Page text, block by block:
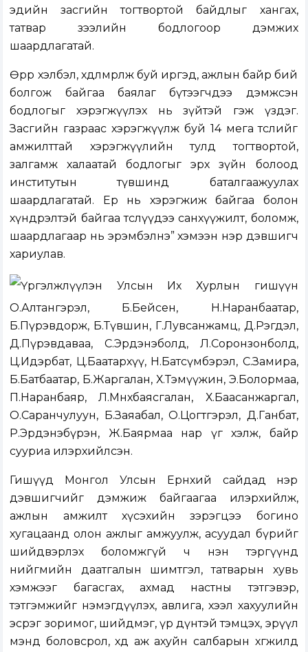
эдийн засгийн тогтвортой байдлыг хангах,
татвар зээлийн бодлогоор дэмжих
шаардлагатай.
Өөрөөр хэлбэл, хөдөлмөрлөж буй иргэд, ажлын байр бий
болгож байгаа баялаг бүтээгчдээ дэмжсэн
бодлогыг хэрэгжүүлэх нь зүйтэй гэж үздэг.
Засгийн газраас хэрэгжүүлж буй 14 мега төслийг
амжилттай хэрэгжүүлийн тулд тогтвортой,
залгамж халаатай бодлогыг эрх зүйн болоод
институтын түвшинд баталгаажуулах
шаардлагатай. Ер нь хэрэгжиж байгаа болон
хүндрэлтэй байгаа төслүүдээ санхүүжилт, боломж,
шаардлагаар нь эрэмбэлнэ” хэмээн нэр дэвшигч
хариулав.
Үргэлжлүүлэн Улсын Их Хурлын гишүүн
О.Алтангэрэл, Б.Бейсен, Н.Наранбаатар,
Б.Пүрэвдорж, Б.Түвшин, Г.Лувсанжамц, Д.Рэгдэл,
Д.Пүрэвдаваа, С.Эрдэнэболд, Л.Соронзонболд,
Ц.Идэрбат, Ц.Баатархүү, Н.Батсүмбэрэл, С.Замира,
Б.Батбаатар, Б.Жаргалан, Х.Тэмүүжин, Э.Болормаа,
П.Наранбаяр, Л.Мөнхбаясгалан, Х.Баасанжаргал,
О.Саранчулуун, Б.Заяабал, О.Цогтгэрэл, Д.Ганбат,
Р.Эрдэнэбүрэн, Ж.Баярмаа нар үг хэлж, байр
сууриа илэрхийлсэн.
Гишүүд Монгол Улсын Ерөнхий сайдад нэр
дэвшигчийг дэмжиж байгаагаа илэрхийлж,
ажлын амжилт хүсэхийн зэрэгцээ богино
хугацаанд олон ажлыг амжуулж, асуудал бүрийг
шийдвэрлэх боломжгүй ч нэн тэргүүнд
нийгмийн даатгалын шимтгэл, татварын хувь
хэмжээг багасгах, ахмад настны тэтгэвэр,
тэтгэмжийг нэмэгдүүлэх, авлига, хээл хахуулийн
эсрэг зоримог, шийдмэг, үр дүнтэй тэмцэх, эрүүл
мэнд боловсрол, хөдөө аж ахуйн салбарын хөгжилд